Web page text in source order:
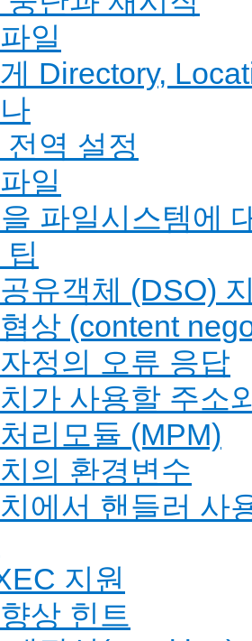
일
Directory,
역 설정
일
파일시스템에
팁
유객체 (DSO)
상 (content
정의 오류 응답
가 사용할 주소
리모듈 (MPM)
의 환경변수
에서 핸들러 사
지원
상 힌트